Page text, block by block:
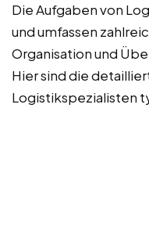
Die Aufgaben von
und umfassen
Organisation und
Hier sind die
Logistikspezialisten